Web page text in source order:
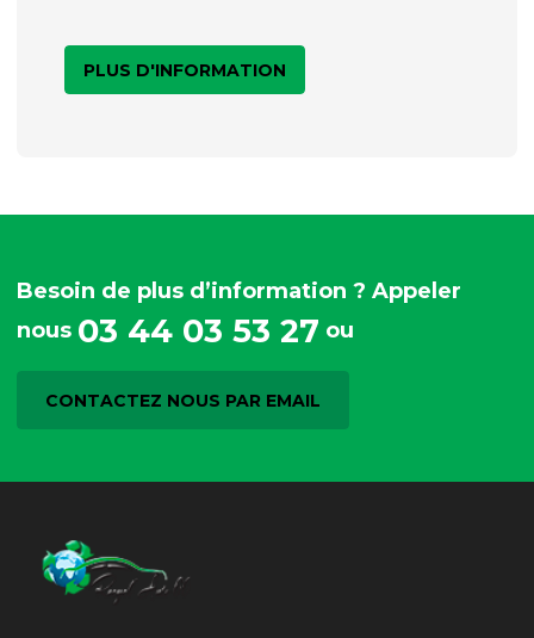
PLUS D'INFORMATION
Besoin de plus d’information ? Appeler
nous 03 44 03 53 27 ou
CONTACTEZ NOUS PAR EMAIL